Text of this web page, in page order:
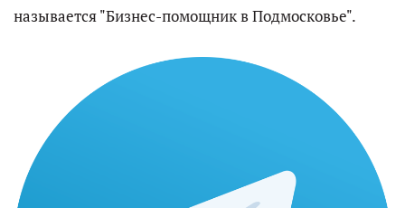
называется "Бизнес-помощник в Подмосковье".